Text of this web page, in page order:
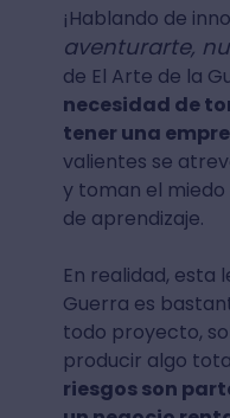
¡Hablando de
aventurarte,
de El Arte de la
necesidad de
tener una
valientes se
y toman el
de aprendizaje.
En realidad, esta
Guerra es
todo proyecto,
producir algo
riesgos son